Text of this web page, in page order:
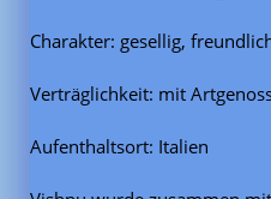
Charakter: gesellig,
Verträglichkeit: mit
Aufenthaltsort: Italien